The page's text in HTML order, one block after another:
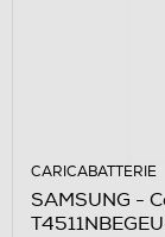
CARICABATTERIE
SAMSUNG -